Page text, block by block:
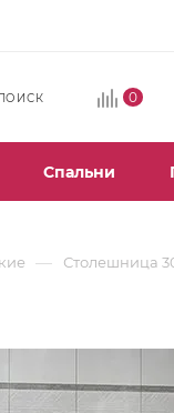
0
Спальни
— Столешница